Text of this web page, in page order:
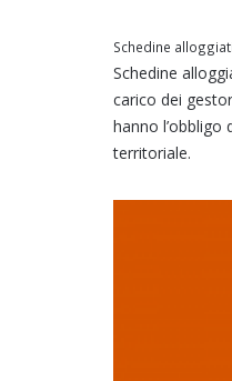
Schedine
Schedine
carico dei
hanno
territoriale.